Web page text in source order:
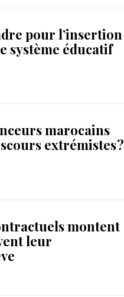
pour l’insertion
système éducatif
marocains
extrémistes ?
montent
leur